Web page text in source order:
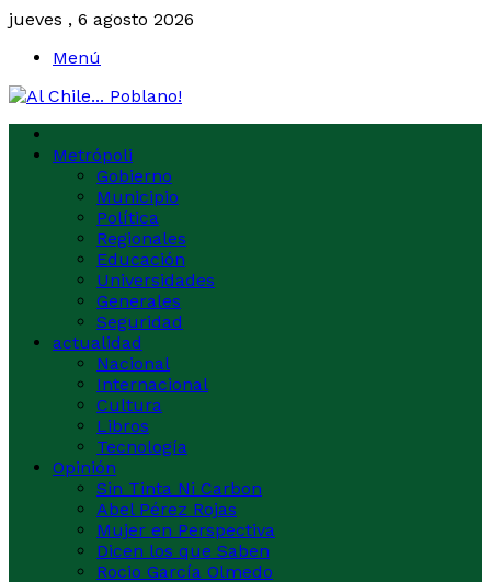
jueves , 6 agosto 2026
Menú
Metrópoli
Gobierno
Municipio
Política
Regionales
Educación
Universidades
Generales
Seguridad
actualidad
Nacional
Internacional
Cultura
Libros
Tecnología
Opinión
Sin Tinta Ni Carbon
Abel Pérez Rojas
Mujer en Perspectiva
Dicen los que Saben
Rocio García Olmedo